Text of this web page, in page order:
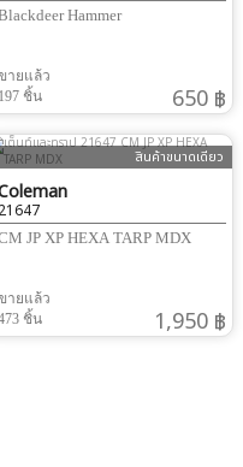
Hammer
ายแล้ว
197 ชิ้น
650 ฿
สินค้าขนาดเดียว
21647
JP XP HEXA TARP MDX
ายแล้ว
ชิ้น
1,950 ฿